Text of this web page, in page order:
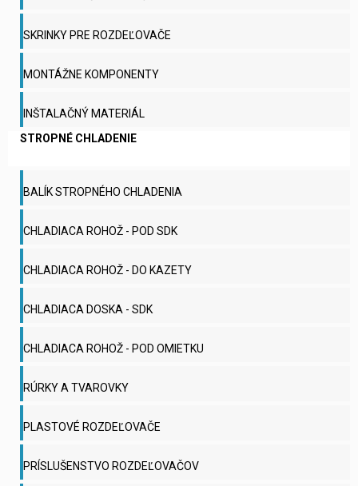
SKRINKY PRE ROZDEĽOVAČE
MONTÁŽNE KOMPONENTY
INŠTALAČNÝ MATERIÁL
STROPNÉ CHLADENIE
BALÍK STROPNÉHO CHLADENIA
CHLADIACA ROHOŽ - POD SDK
CHLADIACA ROHOŽ - DO KAZETY
CHLADIACA DOSKA - SDK
CHLADIACA ROHOŽ - POD OMIETKU
RÚRKY A TVAROVKY
PLASTOVÉ ROZDEĽOVAČE
PRÍSLUŠENSTVO ROZDEĽOVAČOV